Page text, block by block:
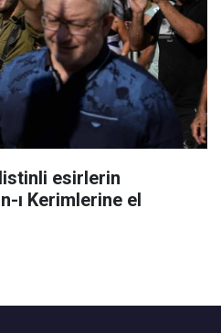
esirlerin
ı Kerimlerine el